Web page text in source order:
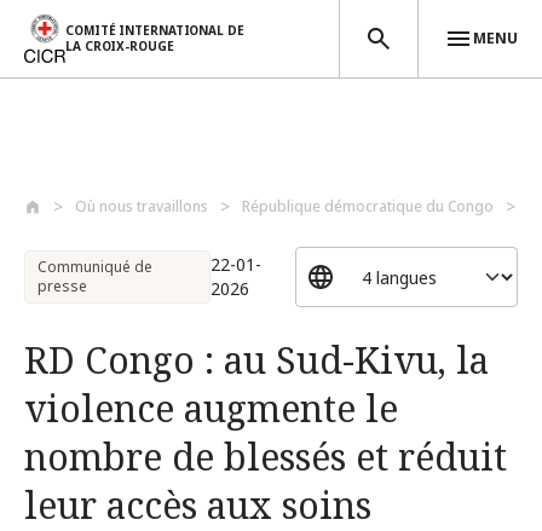
COMITÉ INTERNATIONAL DE
LA CROIX-ROUGE
MENU
Où nous travaillons République démocratique du Congo
Communiqué de
presse
22-01-
2026
RD Congo : au Sud-Kivu, la
violence augmente le
nombre de blessés et réduit
leur accès aux soins